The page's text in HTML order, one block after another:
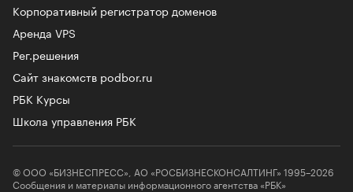
Корпоративный регистратор доменов
Аренда VPS
Рег.решения
Сайт знакомств podbor.ru
РБК Курсы
Школа управления РБК
© ООО «БИЗНЕСПРЕСС», АО «РОСБИЗНЕСКОНСАЛТИНГ» 1995–2026
Сообщения и материалы информационного агентства «РБК»